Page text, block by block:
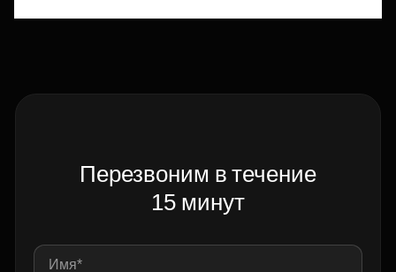
Перезвоним в течение
15 минут